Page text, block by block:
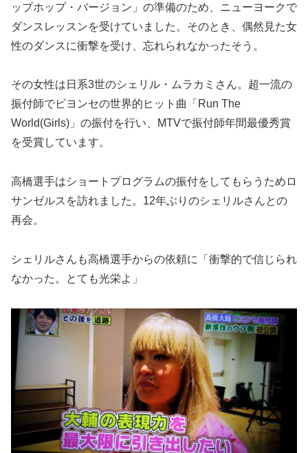
ップホップ・バージョン」の準備のため、ニューヨークで
ダンスレッスンを受けていました。そのとき、偶然見た女
性のダンスに衝撃を受け、忘れられなかったそう。
その女性は日系3世のシェリル・ムラカミさん。超一流の
振付師でビヨンセの世界的ヒット曲「Run The
World(Girls)」の振付を行い、MTVで振付師年間最優秀賞
を受賞しています。
高橋選手はショートプログラムの振付をしてもらうためロ
サンゼルスを訪れました。12年ぶりのシェリルさんとの
再会。
シェリルさんも高橋選手からの依頼に「衝撃的で信じられ
なかった。とても光栄よ」